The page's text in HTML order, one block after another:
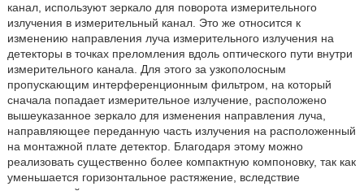
канал, используют зеркало для поворота измерительного
излучения в измерительный канал. Это же относится к
изменению направления луча измерительного излучения на
детекторы в точках преломления вдоль оптического пути внутри
измерительного канала. Для этого за узкополосным
пропускающим интерференционным фильтром, на который
сначала попадает измерительное излучение, расположено
вышеуказанное зеркало для изменения направления луча,
направляющее переданную часть излучения на расположенный
на монтажной плате детектор. Благодаря этому можно
реализовать существенно более компактную компоновку, так как
уменьшается горизонтальное растяжение, вследствие